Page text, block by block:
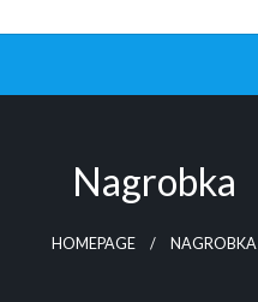
Nagrobka
HOMEPAGE NAGROBKA